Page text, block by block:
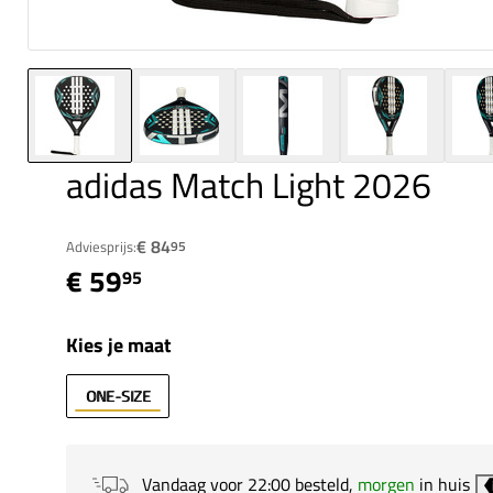
adidas Match Light 2026
Adviesprijs:€ 8495
€ 5995
Kies je maat
ONE-SIZE
Vandaag voor 22:00 besteld, morgen in huis